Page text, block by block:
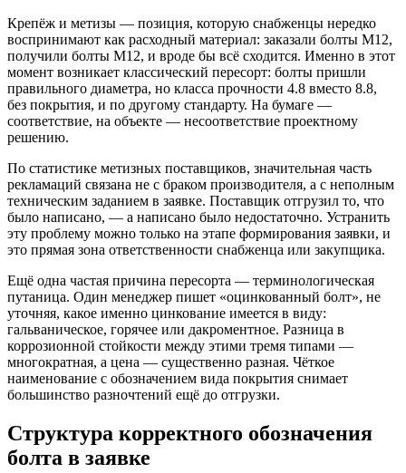
Крепёж и метизы — позиция, которую снабженцы нередко
воспринимают как расходный материал: заказали болты М12,
получили болты М12, и вроде бы всё сходится. Именно в этот
момент возникает классический пересорт: болты пришли
правильного диаметра, но класса прочности 4.8 вместо 8.8,
без покрытия, и по другому стандарту. На бумаге —
соответствие, на объекте — несоответствие проектному
решению.
По статистике метизных поставщиков, значительная часть
рекламаций связана не с браком производителя, а с неполным
техническим заданием в заявке. Поставщик отгрузил то, что
было написано, — а написано было недостаточно. Устранить
эту проблему можно только на этапе формирования заявки, и
это прямая зона ответственности снабженца или закупщика.
Ещё одна частая причина пересорта — терминологическая
путаница. Один менеджер пишет «оцинкованный болт», не
уточняя, какое именно цинкование имеется в виду:
гальваническое, горячее или дакроментное. Разница в
коррозионной стойкости между этими тремя типами —
многократная, а цена — существенно разная. Чёткое
наименование с обозначением вида покрытия снимает
большинство разночтений ещё до отгрузки.
Структура корректного обозначения
болта в заявке